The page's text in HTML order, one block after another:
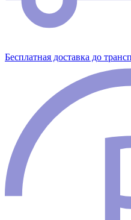
Бесплатная доставка до